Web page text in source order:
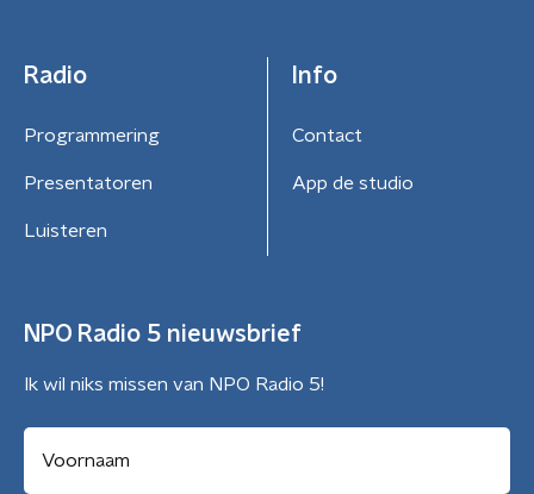
Radio
Programmering
Presentatoren
Luisteren
Info
Contact
App de studio
NPO Radio 5 nieuwsbrief
Ik wil niks missen van NPO Radio 5!